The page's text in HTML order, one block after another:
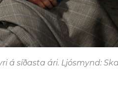
á síðasta ári. Ljósmynd: